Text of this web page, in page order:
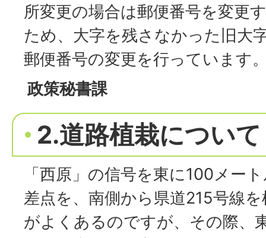
所変更の場合は郵便番号を変更
ため、大字を残さなかった旧大
郵便番号の変更を行っています
政策秘書課
2.道路植栽について
「西原」の信号を東に100メー
差点を、南側から県道215号線
がよくあるのですが、その際、